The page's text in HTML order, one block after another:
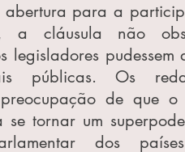
abertura para a
a cláusula não
pudessem
públicas. Os
de que o
tornar um